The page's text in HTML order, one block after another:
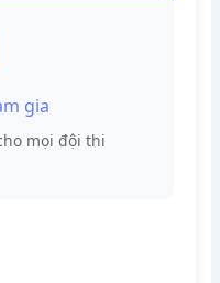
gia
mọi đội thi